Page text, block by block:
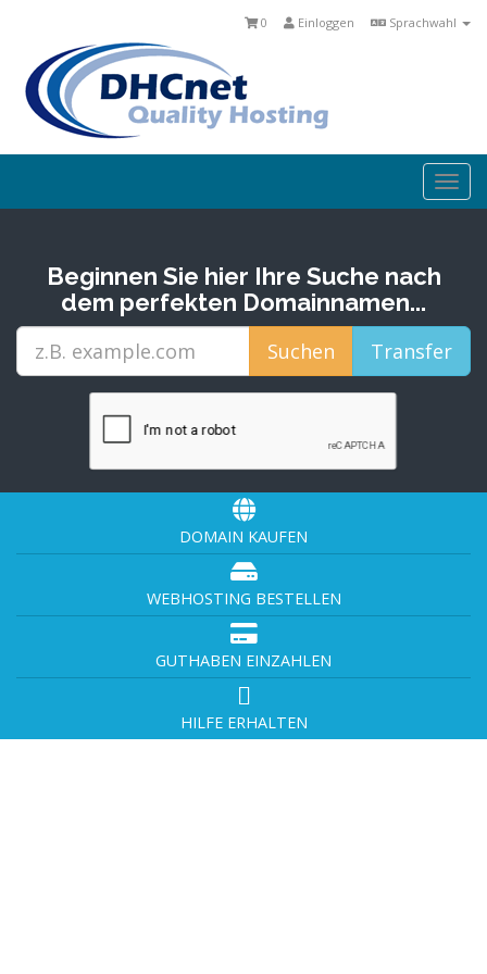
Sprachwahl
Einloggen
0
Beginnen Sie hier Ihre Suche nach
dem perfekten Domainnamen...
DOMAIN KAUFEN
WEBHOSTING BESTELLEN
GUTHABEN EINZAHLEN
HILFE ERHALTEN